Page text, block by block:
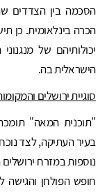
הסכמה בין הצדדים
הכרה בינלאומית. כן
יכולותיהם של
הישראלית בה.
סוגיית ירושלים
"תוכנית המאה"
בעיר העתיקה, לצד
נוספות במזרח
חופש הפולחן והגישה